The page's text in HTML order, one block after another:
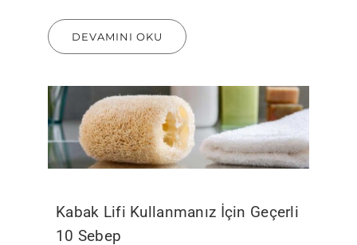
DEVAMINI OKU
Kabak Lifi Kullanmanız İçin Geçerli
10 Sebep